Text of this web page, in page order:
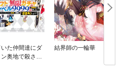
た仲間達にダ
奥地で殺され
結界師の一輪華